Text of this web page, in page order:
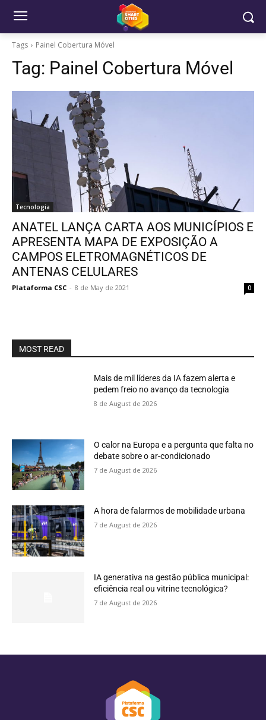
Tags Painel Cobertura Móvel
Tag: Painel Cobertura Móvel
Tecnologia
ANATEL LANÇA CARTA AOS MUNICÍPIOS E
APRESENTA MAPA DE EXPOSIÇÃO A
CAMPOS ELETROMAGNÉTICOS DE
ANTENAS CELULARES
Plataforma CSC - 8 de May de 2021 0
MOST READ
Mais de mil líderes da IA fazem alerta e
pedem freio no avanço da tecnologia
8 de August de 2026
O calor na Europa e a pergunta que falta no
debate sobre o ar-condicionado
7 de August de 2026
A hora de falarmos de mobilidade urbana
7 de August de 2026
IA generativa na gestão pública municipal:
eficiência real ou vitrine tecnológica?
7 de August de 2026